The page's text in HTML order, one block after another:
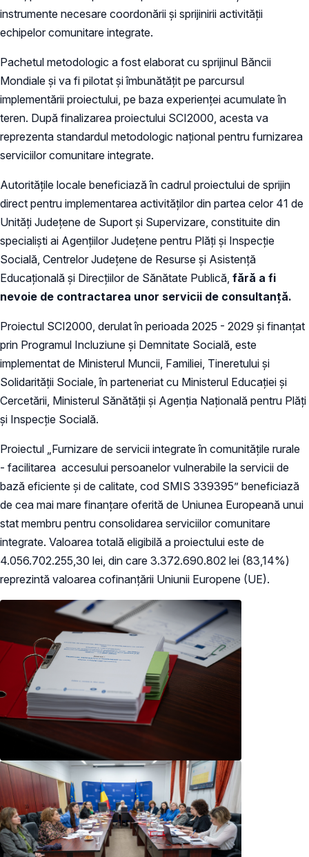
instrumente necesare coordonării și sprijinirii activității
echipelor comunitare integrate.
Pachetul metodologic a fost elaborat cu sprijinul Băncii
Mondiale și va fi pilotat și îmbunătățit pe parcursul
implementării proiectului, pe baza experienței acumulate în
teren. După finalizarea proiectului SCI2000, acesta va
reprezenta standardul metodologic național pentru furnizarea
serviciilor comunitare integrate.
Autoritățile locale beneficiază în cadrul proiectului de sprijin
direct pentru implementarea activităților din partea celor 41 de
Unități Județene de Suport și Supervizare, constituite din
specialiști ai Agențiilor Județene pentru Plăți și Inspecție
Socială, Centrelor Județene de Resurse și Asistență
Educațională și Direcțiilor de Sănătate Publică, fără a fi
nevoie de contractarea unor servicii de consultanță.
Proiectul SCI2000, derulat în perioada 2025 - 2029 și finanțat
prin Programul Incluziune și Demnitate Socială, este
implementat de Ministerul Muncii, Familiei, Tineretului și
Solidarității Sociale, în parteneriat cu Ministerul Educației și
Cercetării, Ministerul Sănătății și Agenția Națională pentru Plăți
și Inspecție Socială.
Proiectul „Furnizare de servicii integrate în comunitățile rurale
- facilitarea accesului persoanelor vulnerabile la servicii de
bază eficiente și de calitate, cod SMIS 339395” beneficiază
de cea mai mare finanțare oferită de Uniunea Europeană unui
stat membru pentru consolidarea serviciilor comunitare
integrate. Valoarea totală eligibilă a proiectului este de
4.056.702.255,30 lei, din care 3.372.690.802 lei (83,14%)
reprezintă valoarea cofinanțării Uniunii Europene (UE).